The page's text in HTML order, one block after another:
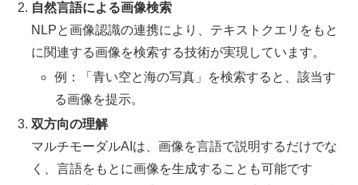
自然言語による画像検索
NLPと画像認識の連携により、テキストクエリをもと
に関連する画像を検索する技術が実現しています。
例：「青い空と海の写真」を検索すると、該当す
る画像を提示。
双方向の理解
マルチモーダルAIは、画像を言語で説明するだけでな
く、言語をもとに画像を生成することも可能です